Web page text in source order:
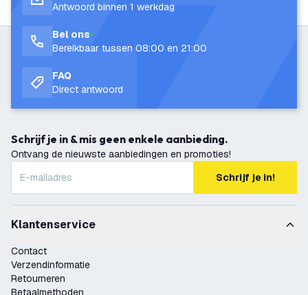
Antwoord binnen 1 werkdag
Bel ons
Bereikbaar tussen 08:00 en 21:00
FAQ
Direct antwoord
Schrijf je in & mis geen enkele aanbieding.
Ontvang de nieuwste aanbiedingen en promoties!
Schrijf je in!
Klantenservice
Contact
Verzendinformatie
Retourneren
Betaalmethoden